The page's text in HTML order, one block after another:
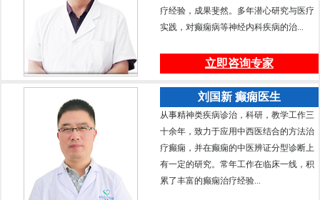
疗经验，成果斐然。多年潜心研究与医疗
实践，对癫痫病等神经内科疾病的治...
立即咨询专家
刘国新 癫痫医生
从事精神类疾病诊治，科研，教学工作三
十余年，致力于应用中西医结合的方法治
疗癫痫，并在癫痫的中医辨证分型诊断上
有一定的研究。常年工作在临床一线，积
累了丰富的癫痫治疗经验...